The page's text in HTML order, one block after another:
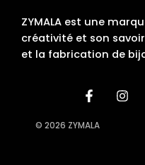
ZYMALA est une
créativité et son
et la fabrication de
© 2026 ZYMALA